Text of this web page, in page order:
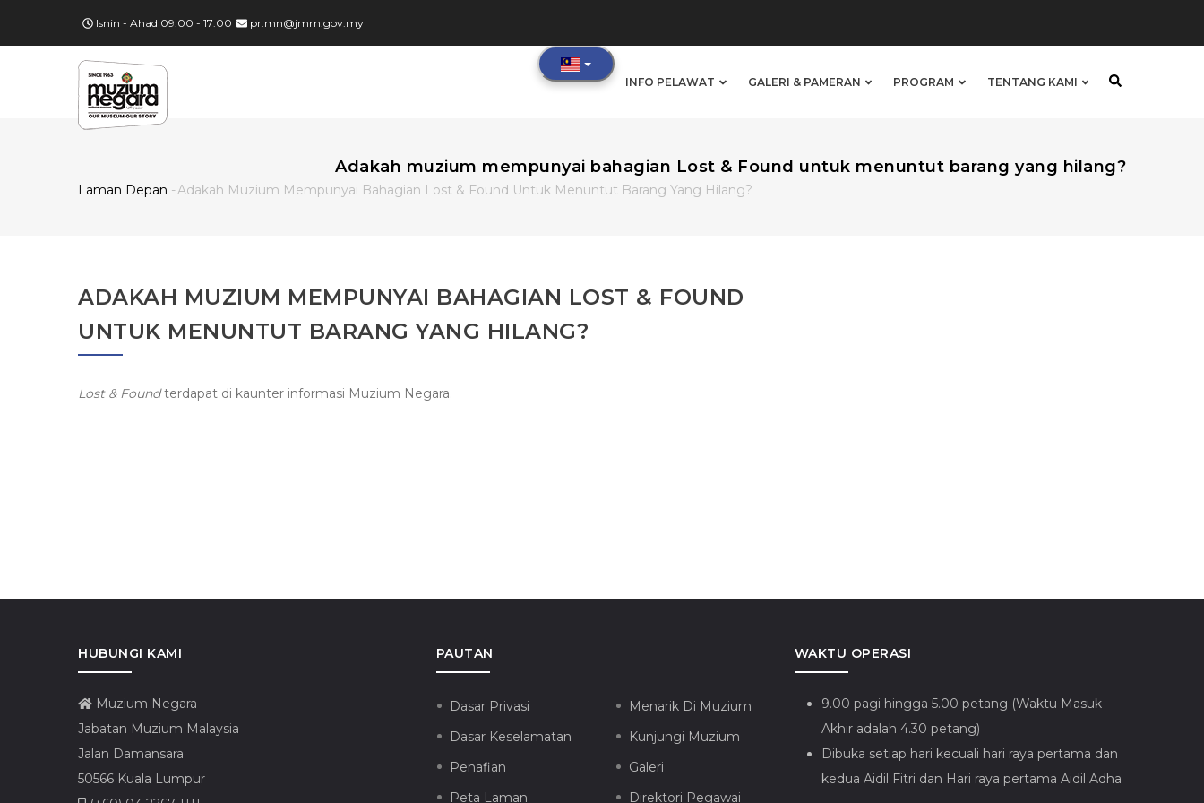
Isnin - Ahad 09:00 - 17:00 pr.mn@jmm.gov.my
INFO PELAWAT GALERI & PAMERAN PROGRAM TENTANG KAMI
Adakah muzium mempunyai bahagian Lost & Found untuk menuntut barang yang hilang?
Laman Depan -Adakah Muzium Mempunyai Bahagian Lost & Found Untuk Menuntut Barang Yang Hilang?
ADAKAH MUZIUM MEMPUNYAI BAHAGIAN LOST & FOUND
UNTUK MENUNTUT BARANG YANG HILANG?
Lost & Foundterdapat di kaunter informasi Muzium Negara.
HUBUNGI KAMI
Muzium Negara
Jabatan Muzium Malaysia
Jalan Damansara
50566 Kuala Lumpur
PAUTAN
Dasar Privasi
Dasar Keselamatan
Penafian
Peta Laman
Menarik Di Muzium
Kunjungi Muzium
Galeri
Direktori Pegawai
WAKTU OPERASI
9.00 pagi hingga 5.00 petang (Waktu Masuk
Akhir adalah 4.30 petang)
Dibuka setiap hari kecuali hari raya pertama dan
kedua Aidil Fitri dan Hari raya pertama Aidil Adha